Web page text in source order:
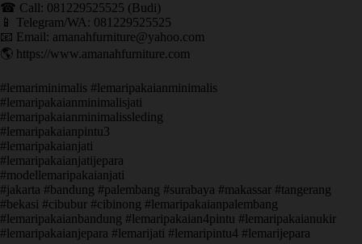
☎ Call: 081229525525 (Budi)
📱 Telegram/WA: 081229525525
📧 Email: amanahfurniture@yahoo.com
🌎 https://www.amanahfurniture.com
#lemariminimalis #lemaripakaianminimalis
#lemaripakaianminimalisjati
#lemaripakaianminimalissleding
#lemaripakaianpintu3
#lemaripakaianjati
#lemaripakaianjatijepara
#modellemaripakaianjati
#jakarta #bandung #palembang #surabaya #makassar #tangerang
#bekasi #cibubur #cibinong #lemaripakaianpalembang
#lemaripakaianbandung #lemaripakaian4pintu #lemaripakaianukir
#lemaripakaianjepara #lemarijati #lemaripintu4 #lemarijepara